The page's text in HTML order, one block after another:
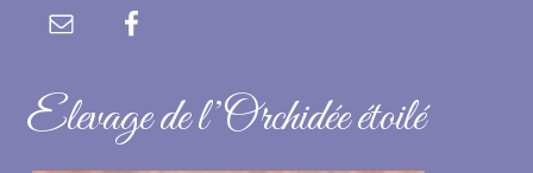
Elevage de l’Orchidée étoilé